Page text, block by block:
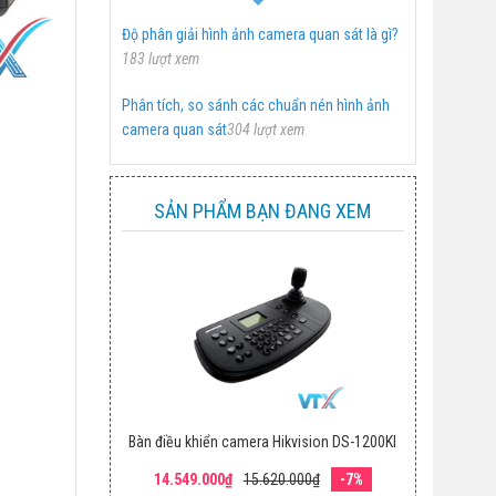
Độ phân giải hình ảnh camera quan sát là gì?
183 lượt xem
Phân tích, so sánh các chuẩn nén hình ảnh
camera quan sát304 lượt xem
SẢN PHẨM BẠN ĐANG XEM
Bàn điều khiển camera Hikvision DS-1200KI
14.549.000₫ 15.620.000₫ -7%